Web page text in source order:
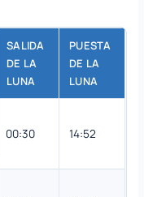
SALIDA
DE LA
LUNA
PUESTA
DE LA
LUNA
00:30 14:52